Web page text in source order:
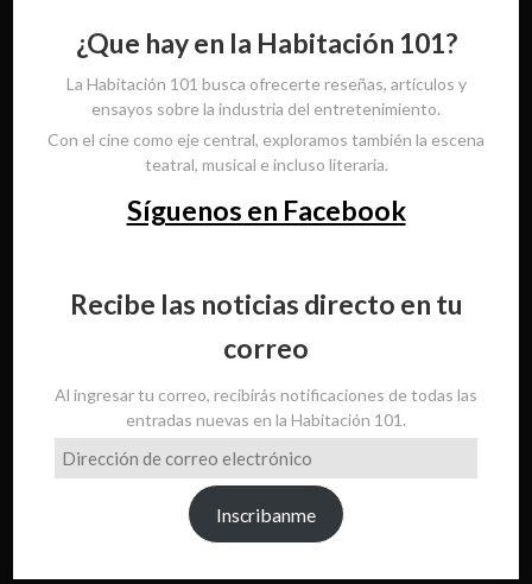
¿Que hay en la Habitación 101?
La Habitación 101 busca ofrecerte reseñas, artículos y
ensayos sobre la industria del entretenimiento.
Con el cine como eje central, exploramos también la escena
teatral, musical e incluso literaria.
Síguenos en Facebook
Recibe las noticias directo en tu
correo
Al ingresar tu correo, recibirás notificaciones de todas las
entradas nuevas en la Habitación 101.
Dirección
de
Inscribanme